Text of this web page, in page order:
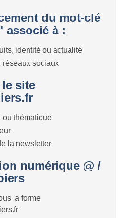
du mot-clé
associé à :
identité ou actualité
réseaux sociaux
site
ou thématique
la newsletter
numérique @ /
la forme